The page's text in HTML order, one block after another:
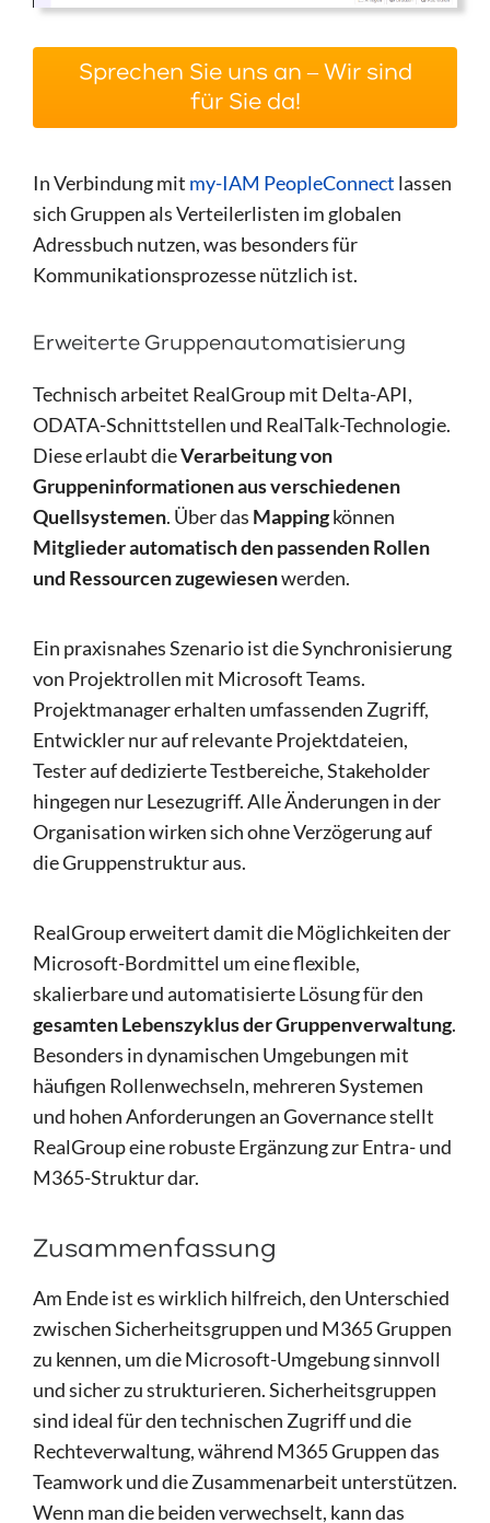
Sprechen Sie uns an – Wir sind
für Sie da!
In Verbindung mit my-IAM PeopleConnect lassen
sich Gruppen als Verteilerlisten im globalen
Adressbuch nutzen, was besonders für
Kommunikationsprozesse nützlich ist.
Erweiterte Gruppenautomatisierung
Technisch arbeitet RealGroup mit Delta-API,
ODATA-Schnittstellen und RealTalk-Technologie.
Diese erlaubt dieVerarbeitung von
Gruppeninformationen aus verschiedenen
Quellsystemen. Über das Mappingkönnen
Mitglieder automatisch den passenden Rollen
und Ressourcen zugewiesenwerden.
Ein praxisnahes Szenario ist die Synchronisierung
von Projektrollen mit Microsoft Teams.
Projektmanager erhalten umfassenden Zugriff,
Entwickler nur auf relevante Projektdateien,
Tester auf dedizierte Testbereiche, Stakeholder
hingegen nur Lesezugriff. Alle Änderungen in der
Organisation wirken sich ohne Verzögerung auf
die Gruppenstruktur aus.
RealGroup erweitert damit die Möglichkeiten der
Microsoft-Bordmittel um eine flexible,
skalierbare und automatisierte Lösung für den
gesamten Lebenszyklus der Gruppenverwaltung.
Besonders in dynamischen Umgebungen mit
häufigen Rollenwechseln, mehreren Systemen
und hohen Anforderungen an Governance stellt
RealGroup eine robuste Ergänzung zur Entra- und
M365-Struktur dar.
Zusammenfassung
Am Ende ist es wirklich hilfreich, den Unterschied
zwischen Sicherheitsgruppen und M365 Gruppen
zu kennen, um die Microsoft-Umgebung sinnvoll
und sicher zu strukturieren. Sicherheitsgruppen
sind ideal für den technischen Zugriff und die
Rechteverwaltung, während M365 Gruppen das
Teamwork und die Zusammenarbeit unterstützen.
Wenn man die beiden verwechselt, kann das